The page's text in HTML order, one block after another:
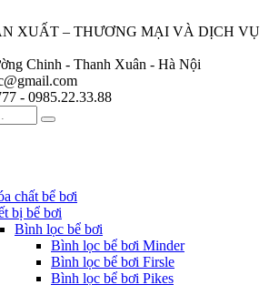
XUẤT – THƯƠNG MẠI VÀ DỊCH VỤ
Chinh - Thanh Xuân - Hà Nội
- 0985.22.33.88
chất bể bơi
bị bể bơi
Bình lọc bể bơi
Bình lọc bể bơi Minder
Bình lọc bể bơi Firsle
Bình lọc bể bơi Pikes